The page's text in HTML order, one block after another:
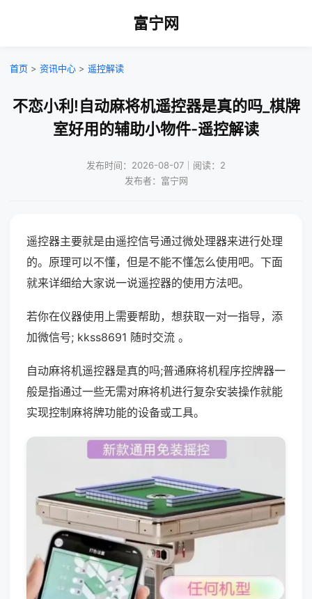
富宁网
首页 > 资讯中心 > 遥控解读
不恋小利!自动麻将机遥控器是真的吗_棋牌
室好用的辅助小物件-遥控解读
发布时间：2026-08-07｜阅读：2
发布者：富宁网
遥控器主要就是由遥控信号通过微处理器来进行处理
的。原理可以不懂，但是不能不懂怎么使用吧。下面
就来详细给大家说一说遥控器的使用方法吧。
若你在仪器使用上需要帮助，想获取一对一指导，添
加微信号; kkss8691 随时交流 。
自动麻将机遥控器是真的吗;普通麻将机程序控牌器一
般是指通过一些无需对麻将机进行复杂安装操作就能
实现控制麻将牌功能的设备或工具。